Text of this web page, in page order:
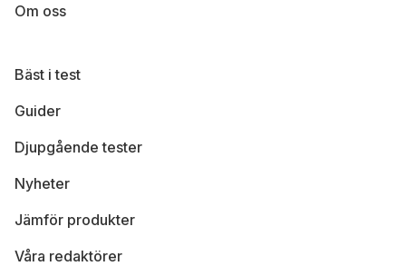
Bäst i test
Guider
Djupgående tester
Nyheter
Jämför produkter
Våra redaktörer
Om oss